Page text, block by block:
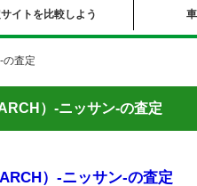
イトを比較しよう
の査定
）-ニッサン-の査定
）-ニッサン-の査定